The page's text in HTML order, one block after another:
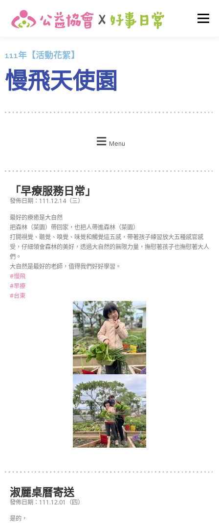
選單
關於我們 最新消息
家庭支持 活動花絮 我要捐款
111年【活動花絮】
慢飛天使園
Menu
「早療服務日常」
發佈日期：111.12.14（三）
最好的療癒是大自然
把森林（菜園）帶回家，也把人帶進森林（菜園）
打開視覺、聽覺、嗅覺、味覺和觸覺這五感，帶著孩子練習放大五種感官感
受，仔細領會森林的美好，透過大自然的無限力量，撫慰著孩子也撫慰著大人
們。
大自然是最好的老師，值得我們好好學習。
#慢飛
#早療
#台東
淑麗桌曆寄送
發佈日期：111.12.01（四）
是的，